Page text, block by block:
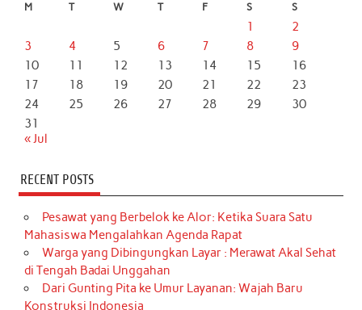
M T W T F S S
1
2
3
4 5 6 7 8
9
10
11 12 13 14 15
16
17
18 19 20 21 22
23
24
25 26 27 28 29
30
31
« Jul
RECENT POSTS
Pesawat yang Berbelok ke Alor: Ketika Suara Satu
Mahasiswa Mengalahkan Agenda Rapat
Warga yang Dibingungkan Layar : Merawat Akal Sehat
di Tengah Badai Unggahan
Dari Gunting Pita ke Umur Layanan: Wajah Baru
Konstruksi Indonesia